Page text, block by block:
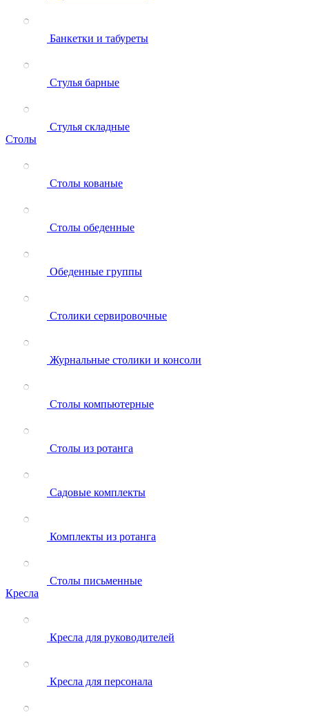
Банкетки и табуреты
Стулья барные
Стулья складные
Столы
Столы кованые
Столы обеденные
Обеденные группы
Столики сервировочные
Журнальные столики и консоли
Столы компьютерные
Столы из ротанга
Садовые комплекты
Комплекты из ротанга
Столы письменные
Кресла
Кресла для руководителей
Кресла для персонала